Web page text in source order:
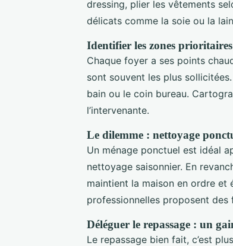
dressing, plier les vêtements
délicats comme la soie ou la
Identifier les zones
Chaque foyer a ses points
sont souvent les plus
bain ou le coin bureau.
l’intervenante.
Le dilemme : nettoyage
Un ménage ponctuel est idéal
nettoyage saisonnier. En
maintient la maison en ordre et
professionnelles proposent
Déléguer le repassage : un
Le repassage bien fait, c’est